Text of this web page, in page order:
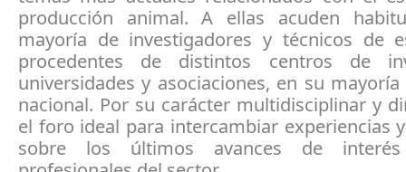
producción animal. A ellas acuden
mayoría de investigadores y técnicos de
procedentes de distintos centros de
universidades y asociaciones, en su
nacional. Por su carácter multidisciplinar y
el foro ideal para intercambiar experiencias
sobre los últimos avances de